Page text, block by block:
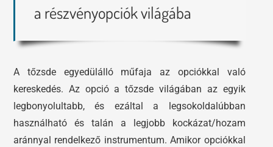
a részvényopciók világába
A tőzsde egyedülálló műfaja az opciókkal való
kereskedés. Az opció a tőzsde világában az egyik
legbonyolultabb, és ezáltal a legsokoldalúbban
használható és talán a legjobb kockázat/hozam
aránnyal rendelkező instrumentum. Amikor opciókkal